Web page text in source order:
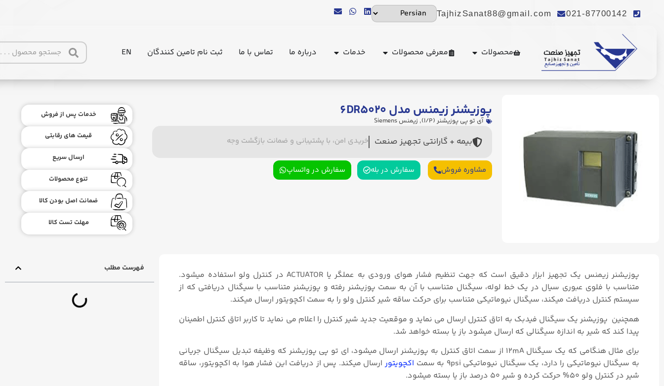
021-87700142
TajhizSanat88@gmail.com
محصولات معرفی محصولات خدمات درباره ما تماس با ما ثبت نام تامین کنندگان EN
پوزیشنر زیمنس مدل ۶DR۵۰۲۰
آی تو پی پوزیشنر (I/P) , زیمنس Siemens
بیمه + گارانتی تجهیز صنعت خریدی امن، با پشتیبانی و ضمانت بازگشت وجه
مشاوره فروش سفارش در بله سفارش در واتساپ
خدمات پس از فروش
قیمت های رقابتی
ارسال سریع
تنوع محصولات
ضمانت اصل بودن کالا
مهلت تست کالا
پوزیشنر زیمنس یک تجهیز ابزار دقیق است که جهت تنظیم فشار هوای ورودی به عملگر یا ACTUATOR در کنترل ولو استفاده میشود.
متناسب با فلوی عبوری سیال در یک خط لوله، سیگنال متناسب با آن به سمت پوزیشنر رفته و پوزیشنر متناسب با سیگنال دریافتی که از
سیستم کنترل دریافت میکند، سیگنال نیوماتیکی متناسب برای حرکت ساقه شیر کنترل ولو را به سمت اکچویتور ارسال میکند.
همچنین پوزیشنر یک سیگنال فیدبک به اتاق کنترل ارسال می نماید و موقعیت جدید شیر کنترل را اعلام می نماید تا کاربر اتاق کنترل اطمینان
پیدا کند که شیر به اندازه سیگنالی که ارسال میشود باز یا بسته خواهد شد.
برای مثال هنگامی که یک سیگنال 12mA از سمت اتاق کنترل به پوزیشنر ارسال میشود، ای تو پی پوزیشنر که وظیفه تبدیل سیگنال جریانی
به سیگنال نیوماتیکی را دارد، یک سیگنال نیوماتیکی 9psi به سمت
اکچویتورارسال میکند. پس از دریافت این فشار هوا به اکچویتور، ساقه
شیر در کنترل ولو ۵۰% حرکت کرده و شیر ۵۰ درصد باز یا بسته میشود.
فهرست مطلب